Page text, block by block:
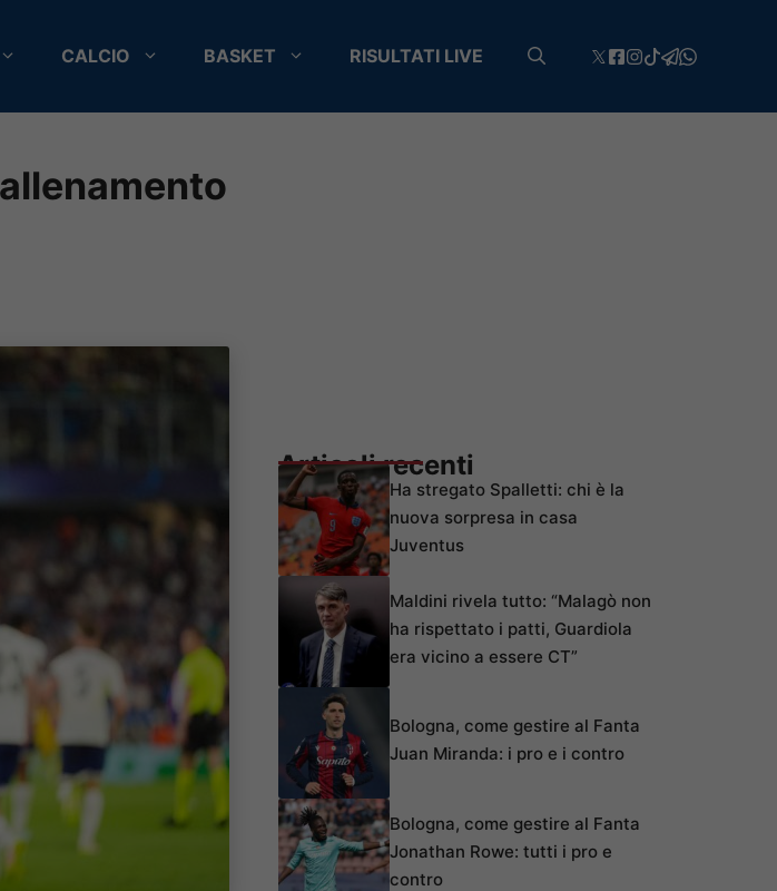
CALCIO BASKET RISULTATI LIVE
Articoli recenti
Ha stregato Spalletti: chi è la
nuova sorpresa in casa
Juventus
Maldini rivela tutto: “Malagò non
ha rispettato i patti, Guardiola
era vicino a essere CT”
Bologna, come gestire al Fanta
Juan Miranda: i pro e i contro
Bologna, come gestire al Fanta
Jonathan Rowe: tutti i pro e
contro